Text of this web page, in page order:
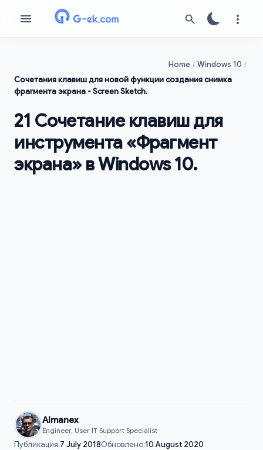
Home
Windows 10
Сочетания клавиш для новой функции создания снимка
фрагмента экрана - Screen Sketch.
21 Сочетание клавиш для
инструмента «Фрагмент
экрана» в Windows 10.
Almanex
Engineer, User IT Support Specialist
Публикация:7 July 2018Обновлено:10 August 2020